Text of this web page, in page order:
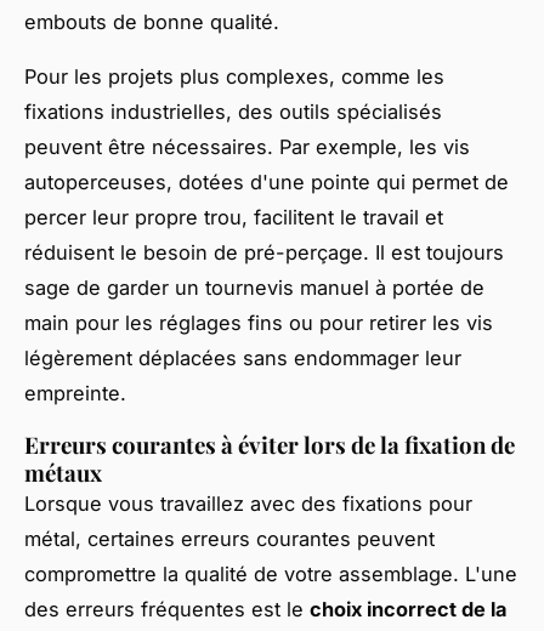
embouts de bonne qualité.
Pour les projets plus complexes, comme les
fixations industrielles, des outils spécialisés
peuvent être nécessaires. Par exemple, les vis
autoperceuses, dotées d'une pointe qui permet de
percer leur propre trou, facilitent le travail et
réduisent le besoin de pré-perçage. Il est toujours
sage de garder un tournevis manuel à portée de
main pour les réglages fins ou pour retirer les vis
légèrement déplacées sans endommager leur
empreinte.
Erreurs courantes à éviter lors de la fixation de
métaux
Lorsque vous travaillez avec des fixations pour
métal, certaines erreurs courantes peuvent
compromettre la qualité de votre assemblage. L'une
des erreurs fréquentes est le choix incorrect de la